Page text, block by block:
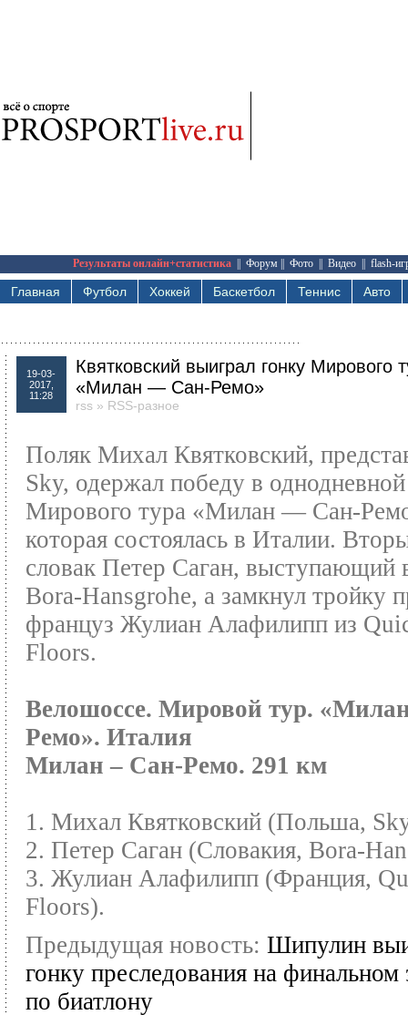
Результаты онлайн+статистика Форум Фото Видео flash-
Главная Футбол Хоккей Баскетбол Теннис Авто
19-03-
2017,
11:28
Квятковский выиграл гонку Мирового
«Милан — Сан-Ремо»
rss » RSS-разное
Поляк Михал Квятковский,
Sky, одержал победу в однодневной
Мирового тура «Милан — Сан-
которая состоялась в Италии.
словак Петер Саган, выступающий
Bora-Hansgrohe, а замкнул тройку
француз Жулиан Алафилипп из
Floors.
Велошоссе. Мировой тур.
Ремо». Италия
Милан – Сан-Ремо. 291 км
1. Михал Квятковский (Польша,
2. Петер Саган (Словакия, Bora-
3. Жулиан Алафилипп (Франция,
Floors).
Предыдущая новость: Шипулин
гонку преследования на
по биатлону